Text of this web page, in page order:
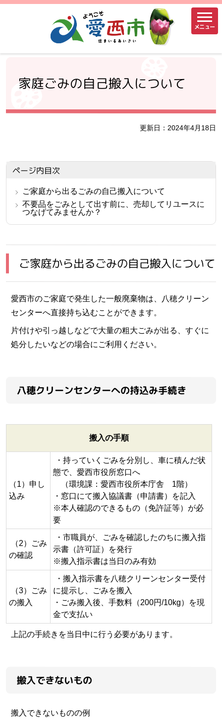
メニュー
家庭ごみの自己搬入について
更新日：2024年4月18日
ページ内目次
ご家庭から出るごみの自己搬入について
不要品をごみとして出す前に、売却してリユースに
つなげてみませんか？
ご家庭から出るごみの自己搬入について
愛西市のご家庭で発生した一般廃棄物は、八穂クリーン
センターへ直接持ち込むことができます。
片付けや引っ越しなどで大量の粗大ごみが出る、すぐに
処分したいなどの場合にご利用ください。
八穂クリーンセンターへの持込み手続き
搬入の手順
（1）申し
込み
・持っていくごみを分別し、車に積んだ状
態で、愛西市役所窓口へ
（環境課：愛西市役所本庁舎 1階）
・窓口にて搬入協議書（申請書）を記入
※本人確認のできるもの（免許証等）が必
要
（2）ごみ
の確認
・市職員が、ごみを確認したのちに搬入指
示書（許可証）を発行
※搬入指示書は当日のみ有効
（3）ごみ
の搬入
・搬入指示書を八穂クリーンセンター受付
に提示し、ごみを搬入
・ごみ搬入後、手数料（200円/10kg）を現
金で支払い
上記の手続きを当日中に行う必要があります。
搬入できないもの
搬入できないものの例